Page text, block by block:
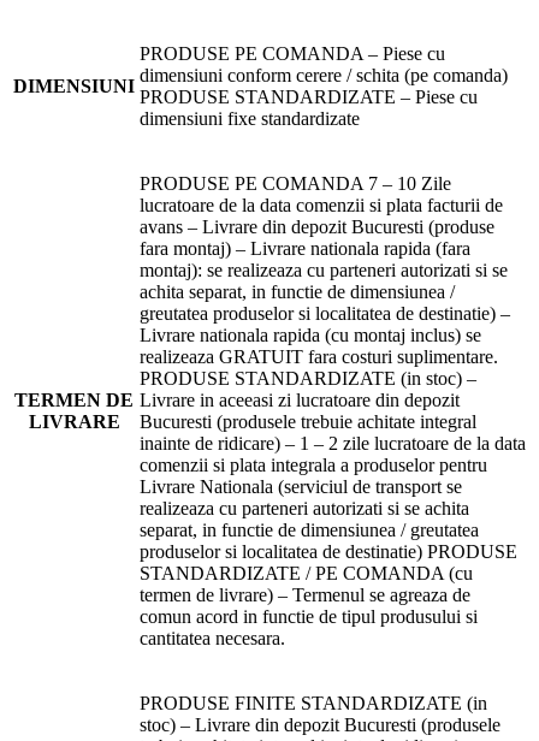
DIMENSIUNI
PRODUSE PE COMANDA – Piese cu
dimensiuni conform cerere / schita (pe comanda)
PRODUSE STANDARDIZATE – Piese cu
dimensiuni fixe standardizate
TERMEN DE
LIVRARE
PRODUSE PE COMANDA 7 – 10 Zile
lucratoare de la data comenzii si plata facturii de
avans – Livrare din depozit Bucuresti (produse
fara montaj) – Livrare nationala rapida (fara
montaj): se realizeaza cu parteneri autorizati si se
achita separat, in functie de dimensiunea /
greutatea produselor si localitatea de destinatie) –
Livrare nationala rapida (cu montaj inclus) se
realizeaza GRATUIT fara costuri suplimentare.
PRODUSE STANDARDIZATE (in stoc) –
Livrare in aceeasi zi lucratoare din depozit
Bucuresti (produsele trebuie achitate integral
inainte de ridicare) – 1 – 2 zile lucratoare de la data
comenzii si plata integrala a produselor pentru
Livrare Nationala (serviciul de transport se
realizeaza cu parteneri autorizati si se achita
separat, in functie de dimensiunea / greutatea
produselor si localitatea de destinatie) PRODUSE
STANDARDIZATE / PE COMANDA (cu
termen de livrare) – Termenul se agreaza de
comun acord in functie de tipul produsului si
cantitatea necesara.
PRODUSE FINITE STANDARDIZATE (in
stoc) – Livrare din depozit Bucuresti (produsele